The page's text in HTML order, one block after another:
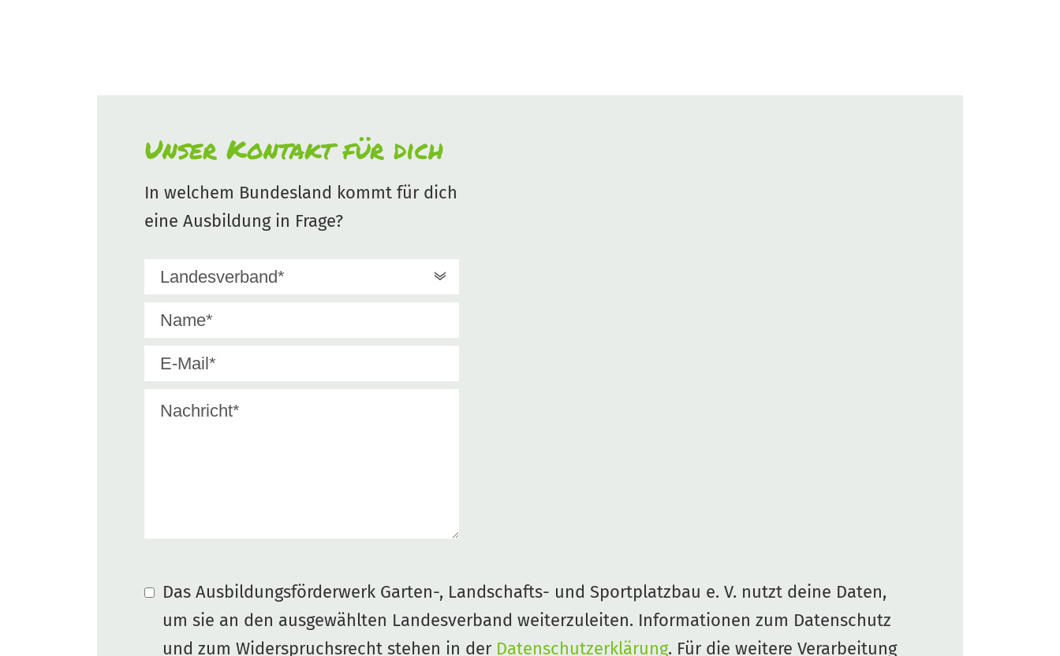
Unser Kontakt für dich
In welchem Bundesland kommt für dich
eine Ausbildung in Frage?
Das Ausbildungsförderwerk Garten-, Landschafts- und Sportplatzbau e. V. nutzt deine Daten,
um sie an den ausgewählten Landesverband weiterzuleiten. Informationen zum Datenschutz
und zum Widerspruchsrecht stehen in der Datenschutzerklärung. Für die weitere Verarbeitung